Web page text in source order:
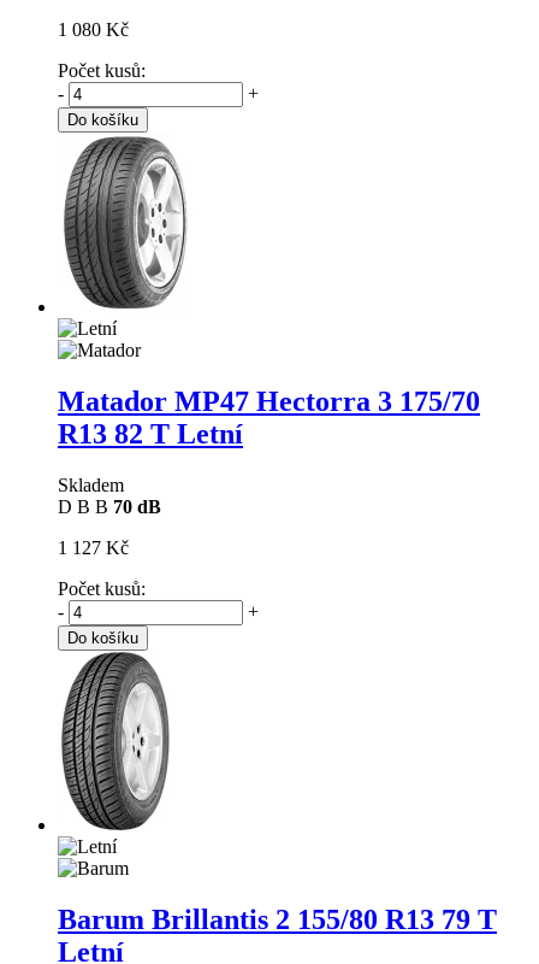
1 080 Kč
Počet kusů:
-
+
Do košíku
Matador MP47 Hectorra 3 175/70
R13 82 T Letní
Skladem
D B B 70 dB
1 127 Kč
Počet kusů:
-
+
Do košíku
Barum Brillantis 2 155/80 R13 79 T
Letní